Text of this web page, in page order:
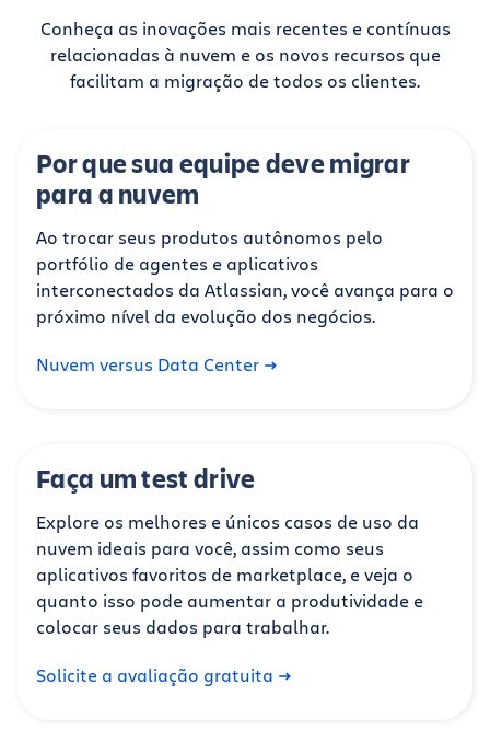
Conheça as inovações mais recentes e contínuas
relacionadas à nuvem e os novos recursos que
facilitam a migração de todos os clientes.
Por que sua equipe deve migrar
para a nuvem
Ao trocar seus produtos autônomos pelo
portfólio de agentes e aplicativos
interconectados da Atlassian, você avança para o
próximo nível da evolução dos negócios.
Nuvem versus Data Center
Faça um test drive
Explore os melhores e únicos casos de uso da
nuvem ideais para você, assim como seus
aplicativos favoritos de marketplace, e veja o
quanto isso pode aumentar a produtividade e
colocar seus dados para trabalhar.
Solicite a avaliação gratuita